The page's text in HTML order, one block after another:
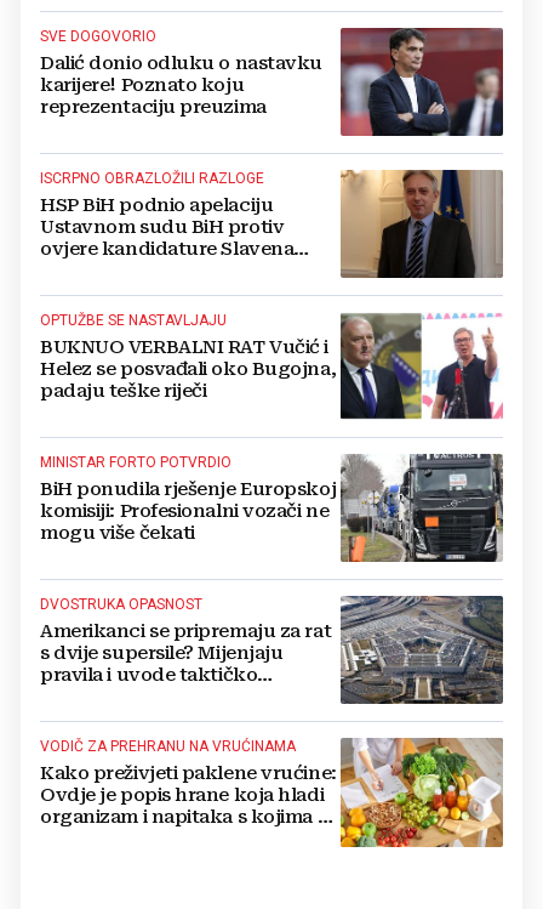
SVE DOGOVORIO
Dalić donio odluku o nastavku
karijere! Poznato koju
reprezentaciju preuzima
ISCRPNO OBRAZLOŽILI RAZLOGE
HSP BiH podnio apelaciju
Ustavnom sudu BiH protiv
ovjere kandidature Slavena
OPTUŽBE SE NASTAVLJAJU
BUKNUO VERBALNI RAT Vučić i
Helez se posvađali oko Bugojna,
padaju teške riječi
MINISTAR FORTO POTVRDIO
BiH ponudila rješenje Europskoj
komisiji: Profesionalni vozači ne
mogu više čekati
DVOSTRUKA OPASNOST
Amerikanci se pripremaju za rat
s dvije supersile? Mijenjaju
pravila i uvode taktičko
VODIČ ZA PREHRANU NA VRUĆINAMA
Kako preživjeti paklene vrućine:
Ovdje je popis hrane koja hladi
organizam i napitaka s kojima si